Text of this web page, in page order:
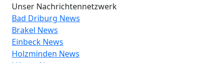
Unser Nachrichtennetzwerk
Bad Driburg News
Brakel News
Einbeck News
Holzminden News